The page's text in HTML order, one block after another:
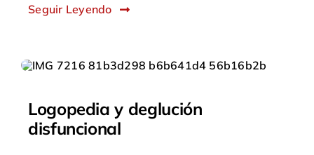
Seguir Leyendo
Logopedia y deglución
disfuncional